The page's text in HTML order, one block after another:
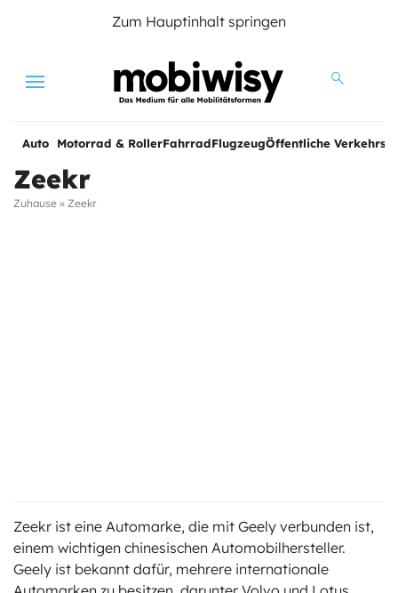
Zum Hauptinhalt springen
Menu
Auto Motorrad & RollerFahrradFlugzeugÖffentliche
Zeekr
Zuhause » Zeekr
Zeekr ist eine Automarke, die mit Geely verbunden ist,
einem wichtigen chinesischen Automobilhersteller.
Geely ist bekannt dafür, mehrere internationale